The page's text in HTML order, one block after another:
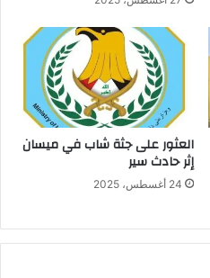
العثور على جثة شاب في ميسان
إثر حادث سير
24 أغسطس، 2025